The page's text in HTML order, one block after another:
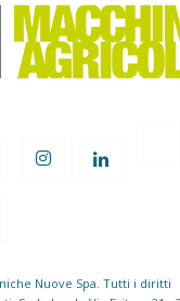
Nuove Spa. Tutti i diritti